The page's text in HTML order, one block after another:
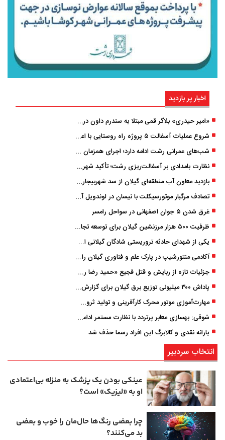
اخبار پر بازدید
«امیر حیدری» بلاگر قمی مبتلا به سندرم داون درگذشت
شروع عملیات آسفالت ۵ پروژه راه ‌روستایی با اعتبار ۳۷۰ میلیاردی در گیلان
شب‌های عمرانی رشت ادامه دارد؛ اجرای همزمان آسفالت‌ریزی در پنج منطقه شهری
نظارت بامدادی بر آسفالت‌ریزی رشت؛ تأکید شهردار و بازرس کل بر کیفیت اجرای پروژه‌ها
بازدید معاون آب منطقه‌ای گیلان از سد شهربیجار برای تداوم تأمین آب شرب استان
تصادف مرگبار موتورسیکلت با نیسان در لوندویل آستارا/ انتقال مصدوم با اورژانس هوایی به رشت
غرق شدن ۵ جوان اصفهانی در سواحل رامسر
ظرفیت ۵۰۰ هزار مرزنشین گیلان برای توسعه تجارت فعال می‌شود
یکی از شهدای حادثه تروریستی شادگان گیلانی است/ شهادت «سینا سیاه‌ نژاد» در درگیری با اشرار مسلح
آکادمی منتورشیپ در پارک علم و فناوری گیلان راه‌اندازی شد
جزئیات تازه از ربایش و قتل فجیع «حمید رضا رجب زاده» مداح جوان تهرانی؛ ۴ متهم بازداشت شدند
پاداش ۳۰۰ میلیونی توزیع برق گیلان برای گزارش ماینرهای غیرمجاز
مهارت‌آموزی موتور محرک کارآفرینی و تولید ثروت است
شوقی: بهسازی معابر پرتردد با نظارت مستمر ادامه دارد
یارانه نقدی و کالابرگ این افراد رسما حذف شد
انتخاب سردبیر
عینکی‌ بودن یک پزشک به منزله بی‌اعتمادی
او به «لیزیک» است؟
چرا بعضی رنگ‌ها حال‌مان را خوب و بعضی
بد می‌کنند؟